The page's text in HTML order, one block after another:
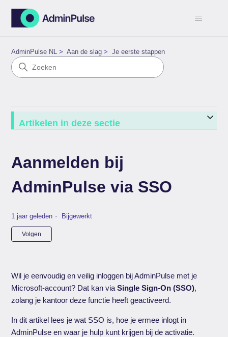
AdminPulse NL Aan de slag Je eerste stappen
Artikelen in deze sectie
Aanmelden bij
AdminPulse via SSO
1 jaar geleden Bijgewerkt
Volgen
Wil je eenvoudig en veilig inloggen bij AdminPulse met je
Microsoft-account? Dat kan viaSingle Sign-On (SSO),
zolang je kantoor deze functie heeft geactiveerd.
In dit artikel lees je wat SSO is, hoe je ermee inlogt in
AdminPulse en waar je hulp kunt krijgen bij de activatie.